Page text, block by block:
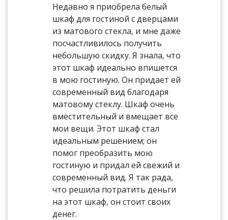
Недавно я приобрела белый
шкаф для гостиной с дверцами
из матового стекла, и мне даже
посчастливилось получить
небольшую скидку. Я знала, что
этот шкаф идеально впишется
в мою гостиную. Он придает ей
современный вид благодаря
матовому стеклу. Шкаф очень
вместительный и вмещает все
мои вещи. Этот шкаф стал
идеальным решением; он
помог преобразить мою
гостиную и придал ей свежий и
современный вид. Я так рада,
что решила потратить деньги
на этот шкаф, он стоит своих
денег.